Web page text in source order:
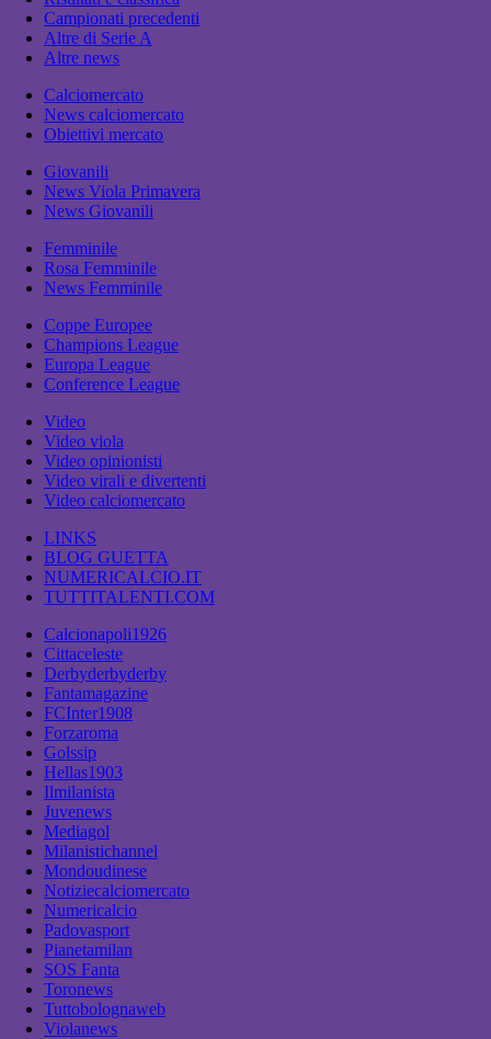
Campionati precedenti
Altre di Serie A
Altre news
Calciomercato
News calciomercato
Obiettivi mercato
Giovanili
News Viola Primavera
News Giovanili
Femminile
Rosa Femminile
News Femminile
Coppe Europee
Champions League
Europa League
Conference League
Video
Video viola
Video opinionisti
Video virali e divertenti
Video calciomercato
LINKS
BLOG GUETTA
NUMERICALCIO.IT
TUTTITALENTI.COM
Calcionapoli1926
Cittaceleste
Derbyderbyderby
Fantamagazine
FCInter1908
Forzaroma
Golssip
Hellas1903
Ilmilanista
Juvenews
Mediagol
Milanistichannel
Mondoudinese
Notiziecalciomercato
Numericalcio
Padovasport
Pianetamilan
SOS Fanta
Toronews
Tuttobolognaweb
Violanews